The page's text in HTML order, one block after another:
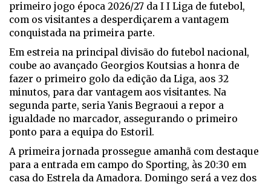
primeiro jogo época 2026/27 da I I Liga de futebol,
com os visitantes a desperdiçarem a vantagem
conquistada na primeira parte.
Em estreia na principal divisão do futebol nacional,
coube ao avançado Georgios Koutsias a honra de
fazer o primeiro golo da edição da Liga, aos 32
minutos, para dar vantagem aos visitantes. Na
segunda parte, seria Yanis Begraoui a repor a
igualdade no marcador, assegurando o primeiro
ponto para a equipa do Estoril.
A primeira jornada prossegue amanhã com destaque
para a entrada em campo do Sporting, às 20:30 em
casa do Estrela da Amadora. Domingo será a vez dos